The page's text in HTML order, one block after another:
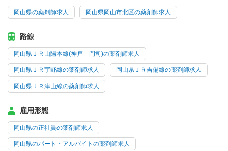
岡山県の薬剤師求人 岡山県岡山市北区の薬剤師求人
路線
岡山県ＪＲ山陽本線(神戸－門司)の薬剤師求人
岡山県ＪＲ宇野線の薬剤師求人 岡山県ＪＲ吉備線の薬剤師求人
岡山県ＪＲ津山線の薬剤師求人
雇用形態
岡山県の正社員の薬剤師求人
岡山県のパート・アルバイトの薬剤師求人